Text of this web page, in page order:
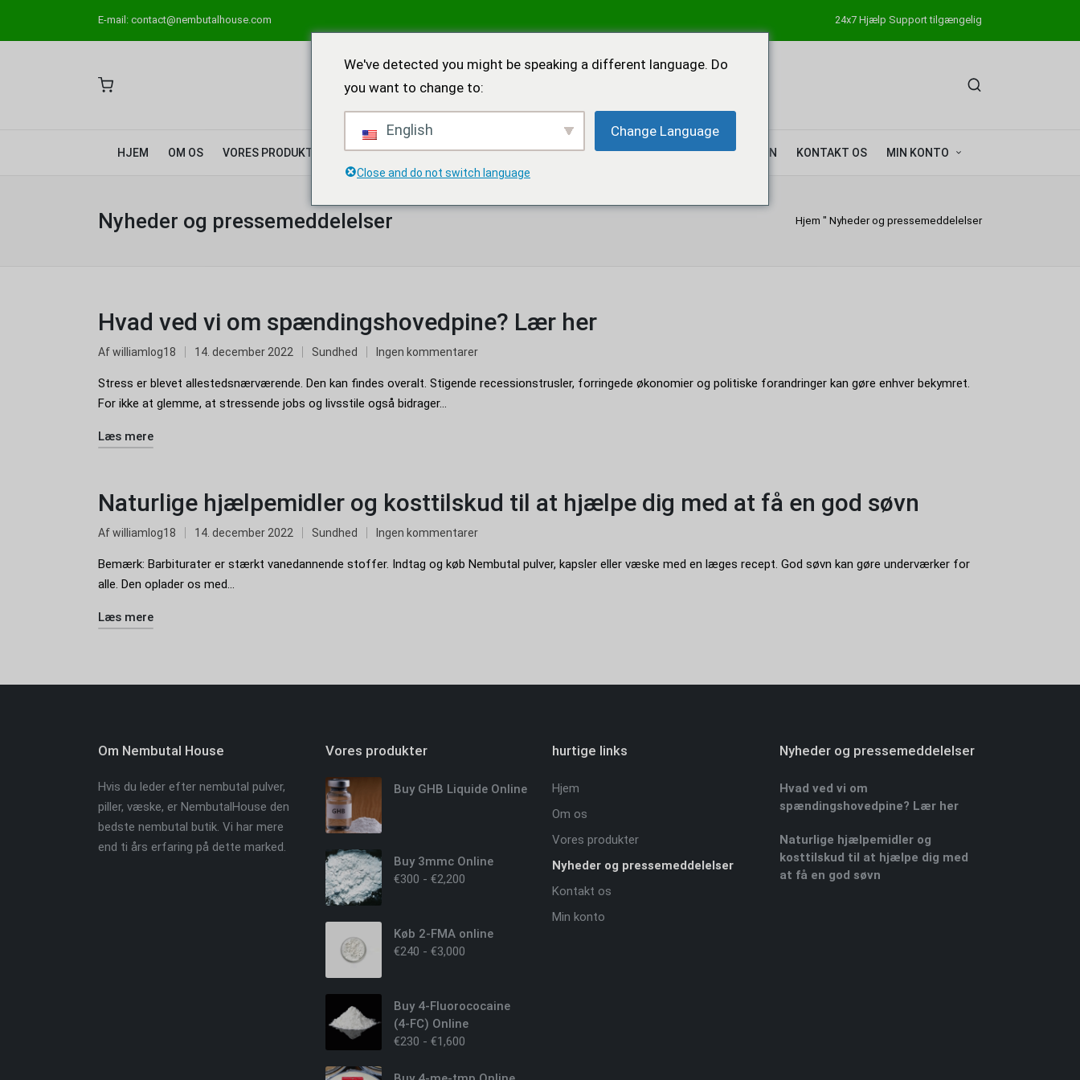
E-mail: contact@nembutalhouse.com 24x7 Hjælp Support tilgængelig
HJEM OM OS VORES PRODUKTER NEMBUTAL FORSKNING I KEMIKALIER STIMULERENDE MIDLER KOKAIN KONTAKT OS MIN KONTO
Nyheder og pressemeddelelser Hjem " Nyheder og pressemeddelelser
Hvad ved vi om spændingshovedpine? Lær her
Afwilliamlog18 14. december 2022 Sundhed Ingen kommentarer
Stress er blevet allestedsnærværende. Den kan findes overalt. Stigende recessionstrusler, forringede økonomier og politiske forandringer kan gøre enhver bekymret.
For ikke at glemme, at stressende jobs og livsstile også bidrager...
Læs mere
Naturlige hjælpemidler og kosttilskud til at hjælpe dig med at få en god søvn
Afwilliamlog18 14. december 2022 Sundhed Ingen kommentarer
Bemærk: Barbiturater er stærkt vanedannende stoffer. Indtag og køb Nembutal pulver, kapsler eller væske med en læges recept. God søvn kan gøre underværker for
alle. Den oplader os med...
Læs mere
Om Nembutal House
Hvis du leder efter nembutal pulver,
piller, væske, er NembutalHouse den
bedste nembutal butik. Vi har mere
end ti års erfaring på dette marked.
Vores produkter
Buy GHB Liquide Online
Buy 3mmc Online
€300 - €2,200
Køb 2-FMA online
€240 - €3,000
Buy 4-Fluorococaine
(4-FC) Online
€230 - €1,600
hurtige links
Hjem
Om os
Vores produkter
Nyheder og pressemeddelelser
Kontakt os
Min konto
Nyheder og pressemeddelelser
Hvad ved vi om
spændingshovedpine? Lær her
Naturlige hjælpemidler og
kosttilskud til at hjælpe dig med
at få en god søvn
We've detected you might be speaking a different language. Do
you want to change to:
English Change Language
Close and do not switch language